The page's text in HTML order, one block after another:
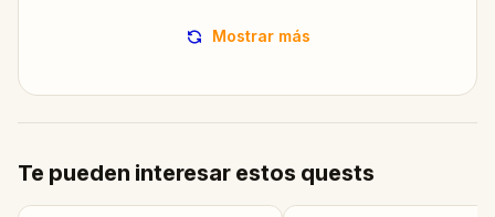
Mostrar más
Te pueden interesar estos quests